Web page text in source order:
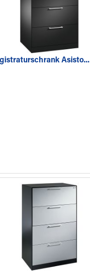
Asisto...